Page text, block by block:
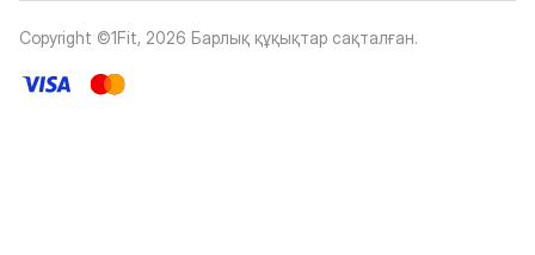
Copyright ©1Fit, 2026 Барлық құқықтар сақталған.